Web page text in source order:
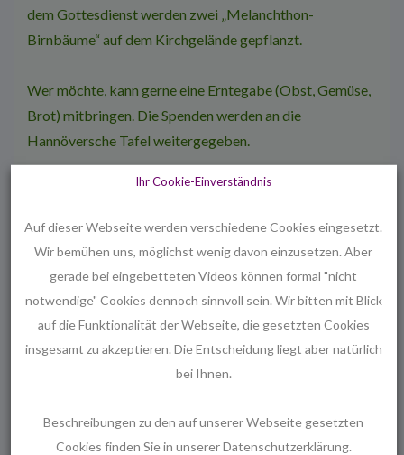
dem Gottesdienst werden zwei „Melanchthon-
Birnbäume“ auf dem Kirchgelände gepflanzt.
Wer möchte, kann gerne eine Erntegabe (Obst, Gemüse,
Brot) mitbringen. Die Spenden werden an die
Hannöversche Tafel weitergegeben.
Danach lädt das Kindergartenteam alle Kinder, Eltern und
Baguette soll der Tag harmonisch ausklingen.
Beitragsnavigation
ist
‹ Herzlich Willkommen
ist
Ihr Cookie-Einverständnis
Auf dieser Webseite werden verschiedene Cookies eingesetzt.
Wir bemühen uns, möglichst wenig davon einzusetzen. Aber
gerade bei eingebetteten Videos können formal "nicht
notwendige" Cookies dennoch sinnvoll sein. Wir bitten mit Blick
auf die Funktionalität der Webseite, die gesetzten Cookies
insgesamt zu akzeptieren. Die Entscheidung liegt aber natürlich
bei Ihnen.
Beschreibungen zu den auf unserer Webseite gesetzten
Cookies finden Sie in unserer Datenschutzerklärung.